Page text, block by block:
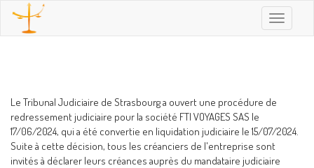
Toggle
Le Tribunal Judiciaire de Strasbourg a ouvert une procédure de
redressement judiciaire pour la société FTI VOYAGES SAS le
17/06/2024, qui a été convertie en liquidation judiciaire le 15/07/2024.
Suite à cette décision, tous les créanciers de l'entreprise sont
invités à déclarer leurs créances auprès du mandataire judiciaire